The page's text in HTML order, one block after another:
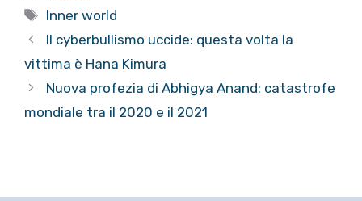
Tag
Inner world
Il cyberbullismo uccide: questa volta la
vittima è Hana Kimura
Nuova profezia di Abhigya Anand: catastrofe
mondiale tra il 2020 e il 2021